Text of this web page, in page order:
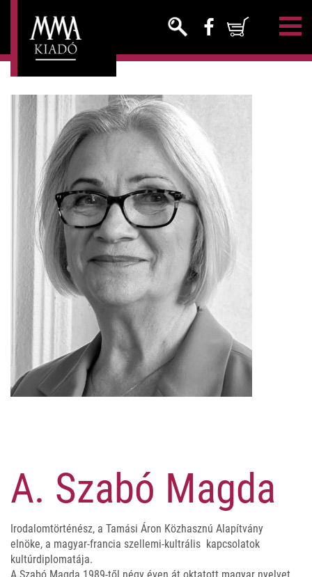
A. Szabó Magda
Irodalomtörténész, a Tamási Áron Közhasznú Alapítvány
elnöke, a magyar-francia szellemi-kultrális kapcsolatok
kultúrdiplomatája.
A.Szabó Magda 1989-től négy éven át oktatott magyar nyelvet